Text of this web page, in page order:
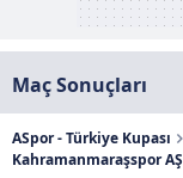
Maç Sonuçları
ASpor - Türkiye Kupası
Kahramanmaraşspor AŞ